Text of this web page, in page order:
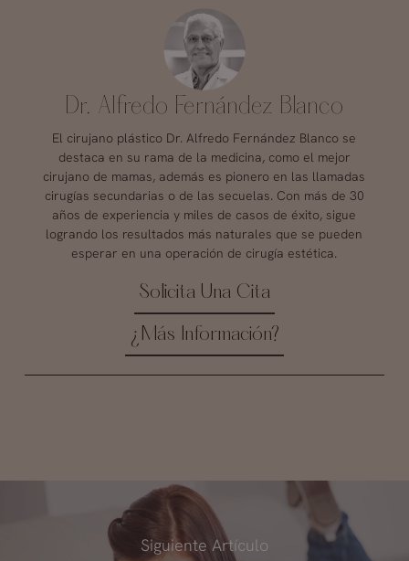
Dr. Alfredo Fernández Blanco
El cirujano plástico Dr. Alfredo Fernández Blanco se
destaca en su rama de la medicina, como el mejor
cirujano de mamas, además es pionero en las llamadas
cirugías secundarias o de las secuelas. Con más de 30
años de experiencia y miles de casos de éxito, sigue
logrando los resultados más naturales que se pueden
esperar en una operación de cirugía estética.
Solicita Una Cita
¿Más Información?
Siguiente Artículo